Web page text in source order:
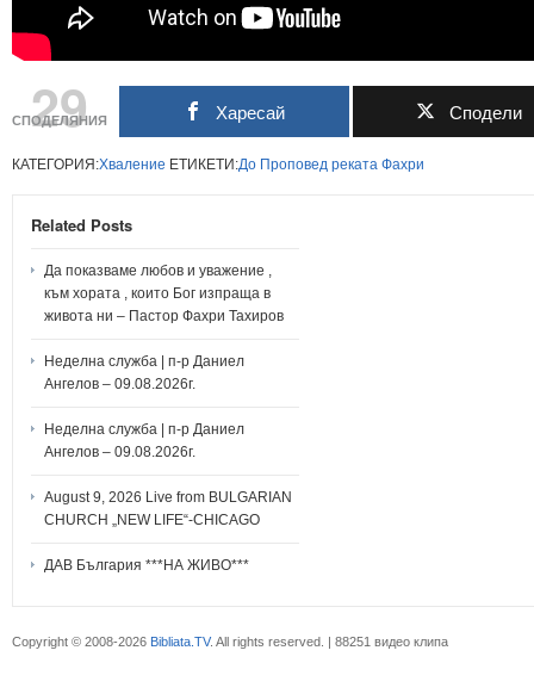
29
СПОДЕЛЯНИЯ Харесай Сподели
КАТЕГОРИЯ:Хваление ЕТИКЕТИ:До Проповед реката Фахри
Related Posts
Да показваме любов и уважение ,
към хората , които Бог изпраща в
живота ни – Пастор Фахри Тахиров
Неделна служба | п-р Даниел
Ангелов – 09.08.2026г.
Неделна служба | п-р Даниел
Ангелов – 09.08.2026г.
August 9, 2026 Live from BULGARIAN
CHURCH „NEW LIFE“-CHICAGO
ДАВ България ***НА ЖИВО***
Copyright © 2008-2026 Bibliata.TV. All rights reserved. | 88251 видео клипа